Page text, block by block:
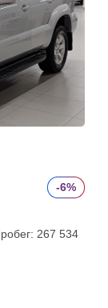
-6%
267 534